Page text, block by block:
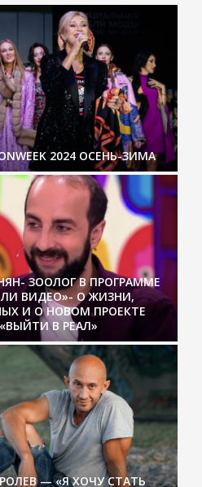
2024 ОСЕНЬ-ЗИМА
ЗООЛОГ В ПРОГРАММЕ
ВИДЕО»- О ЖИЗНИ,
И О НОВОМ ПРОЕКТЕ
«ВЫЙТИ В РЕАЛ»
— «Я ХОЧУ СТАТЬ